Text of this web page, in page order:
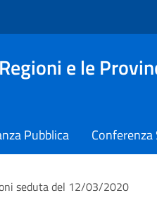
e le
Pubblica
seduta del 12/03/2020